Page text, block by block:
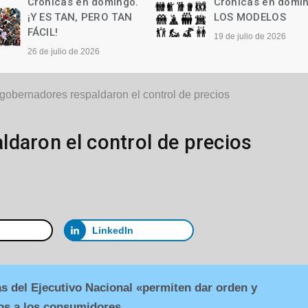
LOS MODELOS
19 de julio de 2026
Las palabras
12 de julio de 2026
gobernadores respaldaron el control de precios
el control de precios
LinkedIn
del Ejecutivo Nacional «permiten dar orden y